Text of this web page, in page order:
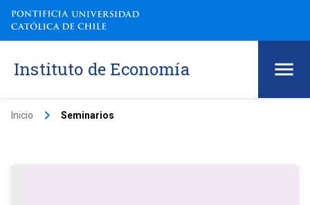
Instituto de Economía
Inicio keyboard_arrow_right Seminarios